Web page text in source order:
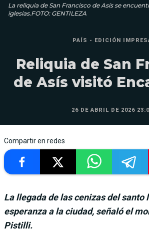
La reliquia de San Francisco de Asís se
iglesias.FOTO: GENTILEZA
PAÍS - EDICIÓN
Reliquia de San
de Asís visitó
26 DE ABRIL DE 2026
Compartir en redes
La llegada de las cenizas del santo
esperanza a la ciudad, señaló el
Pistilli.